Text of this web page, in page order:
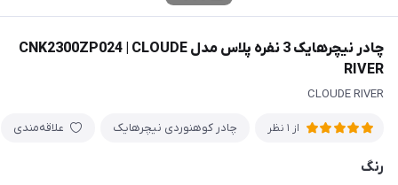
چادر نیچرهایک 3 نفره پلاس مدل CNK2300ZP024 | CLOUDE
RIVER
CLOUDE RIVER
از 1 نظر چادر کوهنوردی نیچرهایک علاقه‌مندی
رنگ